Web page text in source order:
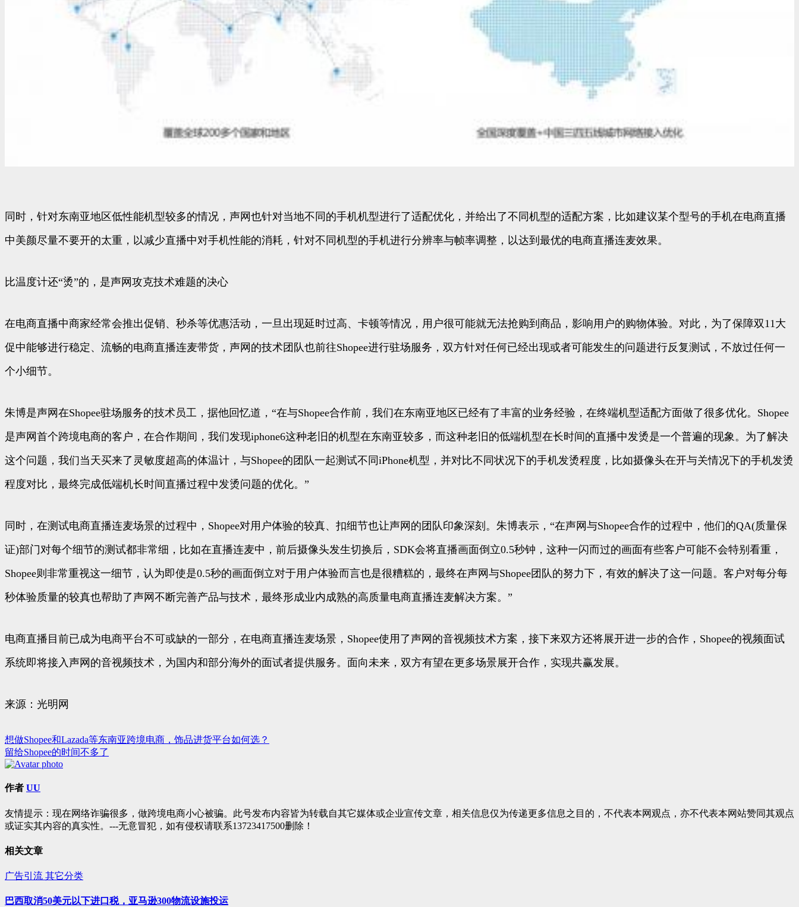
同时，针对东南亚地区低性能机型较多的情况，声网也针对当地不同的手机机型进行了适配优化，并给出了不同机型的适配方案，比如建议某个型号的手机在电商直播
中美颜尽量不要开的太重，以减少直播中对手机性能的消耗，针对不同机型的手机进行分辨率与帧率调整，以达到最优的电商直播连麦效果。
比温度计还“烫”的，是声网攻克技术难题的决心
在电商直播中商家经常会推出促销、秒杀等优惠活动，一旦出现延时过高、卡顿等情况，用户很可能就无法抢购到商品，影响用户的购物体验。对此，为了保障双11大
促中能够进行稳定、流畅的电商直播连麦带货，声网的技术团队也前往Shopee进行驻场服务，双方针对任何已经出现或者可能发生的问题进行反复测试，不放过任何一
个小细节。
朱博是声网在Shopee驻场服务的技术员工，据他回忆道，“在与Shopee合作前，我们在东南亚地区已经有了丰富的业务经验，在终端机型适配方面做了很多优化。Shopee
是声网首个跨境电商的客户，在合作期间，我们发现iphone6这种老旧的机型在东南亚较多，而这种老旧的低端机型在长时间的直播中发烫是一个普遍的现象。为了解决
这个问题，我们当天买来了灵敏度超高的体温计，与Shopee的团队一起测试不同iPhone机型，并对比不同状况下的手机发烫程度，比如摄像头在开与关情况下的手机发烫
程度对比，最终完成低端机长时间直播过程中发烫问题的优化。”
同时，在测试电商直播连麦场景的过程中，Shopee对用户体验的较真、扣细节也让声网的团队印象深刻。朱博表示，“在声网与Shopee合作的过程中，他们的QA(质量保
证)部门对每个细节的测试都非常细，比如在直播连麦中，前后摄像头发生切换后，SDK会将直播画面倒立0.5秒钟，这种一闪而过的画面有些客户可能不会特别看重，
Shopee则非常重视这一细节，认为即使是0.5秒的画面倒立对于用户体验而言也是很糟糕的，最终在声网与Shopee团队的努力下，有效的解决了这一问题。客户对每分每
秒体验质量的较真也帮助了声网不断完善产品与技术，最终形成业内成熟的高质量电商直播连麦解决方案。”
电商直播目前已成为电商平台不可或缺的一部分，在电商直播连麦场景，Shopee使用了声网的音视频技术方案，接下来双方还将展开进一步的合作，Shopee的视频面试
系统即将接入声网的音视频技术，为国内和部分海外的面试者提供服务。面向未来，双方有望在更多场景展开合作，实现共赢发展。
来源：光明网
文
章
导
想做Shopee和Lazada等东南亚跨境电商，饰品进货平台如何选？
留给Shopee的时间不多了
作者 UU
友情提示：现在网络诈骗很多，做跨境电商小心被骗。此号发布内容皆为转载自其它媒体或企业宣传文章，相关信息仅为传递更多信息之目的，不代表本网观点，亦不代表本网站赞同其观点
或证实其内容的真实性。---无意冒犯，如有侵权请联系13723417500删除！
相关文章
广告引流 其它分类
巴西取消50美元以下进口税，亚马逊300物流设施投运